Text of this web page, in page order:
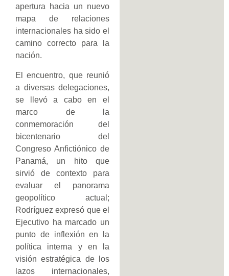
apertura hacia un nuevo
mapa de relaciones
internacionales ha sido el
camino correcto para la
nación.
El encuentro, que reunió
a diversas delegaciones,
se llevó a cabo en el
marco de la
conmemoración del
bicentenario del
Congreso Anfictiónico de
Panamá, un hito que
sirvió de contexto para
evaluar el panorama
geopolítico actual;
Rodríguez expresó que el
Ejecutivo ha marcado un
punto de inflexión en la
política interna y en la
visión estratégica de los
lazos internacionales,